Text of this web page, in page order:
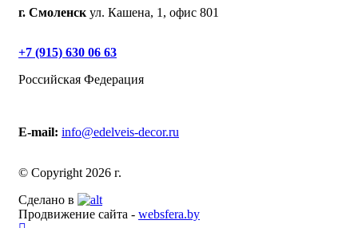
г. Смоленск ул. Кашена, 1, офис 801
+7 (915) 630 06 63
Российская Федерация
E-mail: info@edelveis-decor.ru
© Copyright 2026 г.
Сделано в
Продвижение сайта - websfera.by